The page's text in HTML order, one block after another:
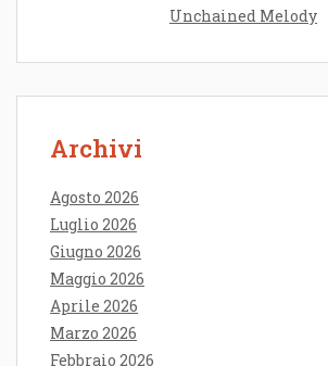
Unchained Melody
Archivi
Agosto 2026
Luglio 2026
Giugno 2026
Maggio 2026
Aprile 2026
Marzo 2026
Febbraio 2026